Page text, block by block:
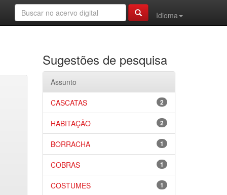
Idioma
Sugestões de pesquisa
Assunto
2
CASCATAS
2
HABITAÇÃO
1
BORRACHA
1
COBRAS
1
COSTUMES